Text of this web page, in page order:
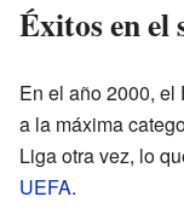
Éxitos en
En el año 2000,
a la máxima
Liga otra vez, lo
UEFA.